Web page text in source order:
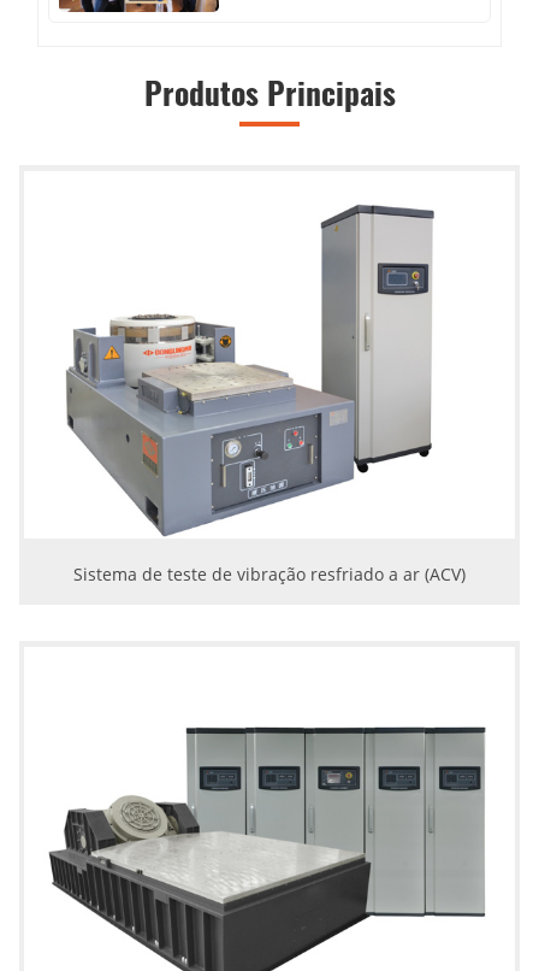
Produtos Principais
Sistema de teste de vibração resfriado a ar (ACV)